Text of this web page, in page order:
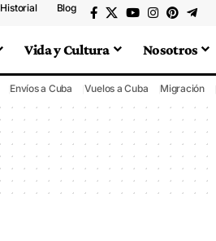
Historial Blog
Vida y Cultura Nosotros
Envíos a Cuba Vuelos a Cuba Migración